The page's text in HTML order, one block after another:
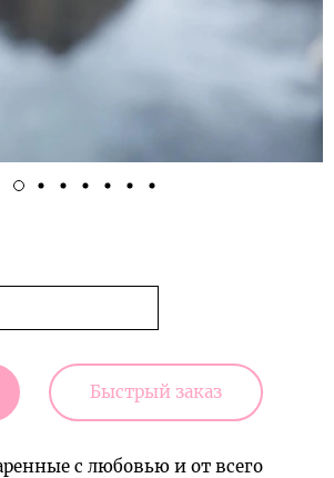
Быстрый заказ
с любовью и от всего